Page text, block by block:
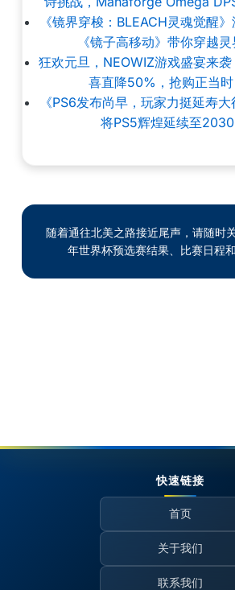
《镜界穿梭：BLEACH灵魂觉醒
《镜子高移动》带你穿越灵
狂欢元旦，NEOWIZ游戏盛宴来
喜直降50%，抢购正当
《PS6发布尚早，玩家力挺延寿
将PS5辉煌延续至2030
随着通往北美之路接近尾声，请随时
年世界杯预选赛结果、比赛日程和
快速链接
首页
关于我们
联系我们